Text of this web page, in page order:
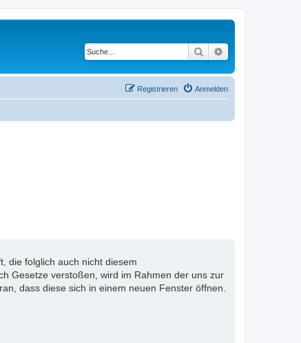
Suche
Anmelden
Registrieren
die folglich auch nicht diesem
Gesetze verstoßen, wird im Rahmen der uns zur
dass diese sich in einem neuen Fenster öffnen.